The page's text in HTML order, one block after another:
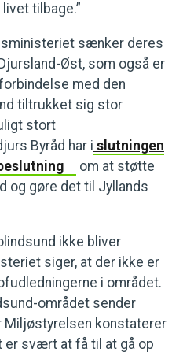
tilbage.”
sænker deres
Øst, som også er
med den
tiltrukket sig stor
stort
Byråd har i slutningen
om at støtte
og gøre det til Jyllands
ikke bliver
siger, at der ikke er
i området.
området sender
konstaterer
er svært at få til at gå op